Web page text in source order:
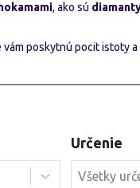
, ako sú
vám poskytnú pocit istoty
Určenie
Určenie
Určenie
Určenie